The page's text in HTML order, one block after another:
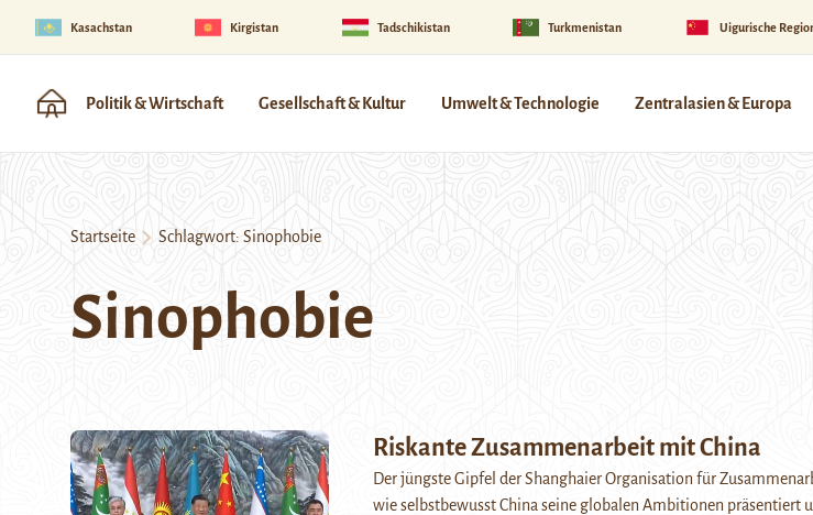
Kasachstan Kirgistan Tadschikistan Turkmenistan Uigurische
Politik & Wirtschaft Gesellschaft & Kultur Umwelt & Technologie Zentralasien & Europa
Startseite Schlagwort: Sinophobie
Sinophobie
Riskante Zusammenarbeit mit China
Der jüngste Gipfel der Shanghaier Organisation für
wie selbstbewusst China seine globalen Ambitionen präsentiert